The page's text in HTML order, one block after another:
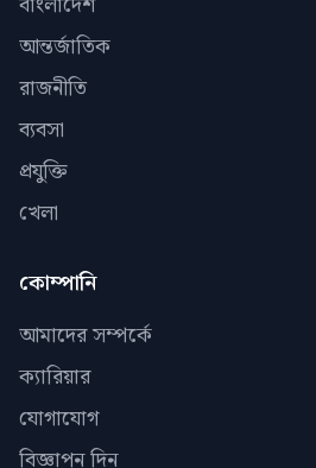
আন্তর্জাতিক
রাজনীতি
ব্যবসা
প্রযুক্তি
খেলা
কোম্পানি
আমাদের সম্পর্কে
ক্যারিয়ার
যোগাযোগ
বিজ্ঞাপন দিন